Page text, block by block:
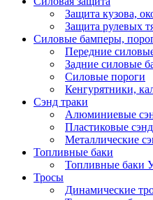
Защита кузова,
Защита рулевых
Силовые бамперы,
Передние
Задние силовые
Силовые пороги
Кенгурятники,
Сэнд траки
Алюминиевые
Пластиковые
Металлические
Топливные баки
Топливные баки
Тросы
Динамические